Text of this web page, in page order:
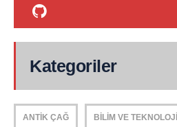
Kategoriler
ANTIK ÇAĞ BILIM VE TEKNOLOJI